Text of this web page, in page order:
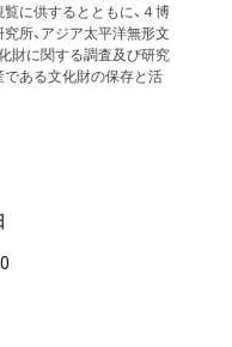
に供するとともに、４博
所、アジア太平洋無形文
財に関する調査及び研究
である文化財の保存と活